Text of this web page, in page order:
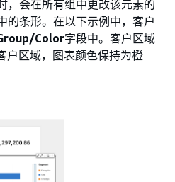
，会在所有组中更改该元素的
的条形。在以下示例中，客户
Color字段中。客户区域
户区域，图表颜色保持为橙